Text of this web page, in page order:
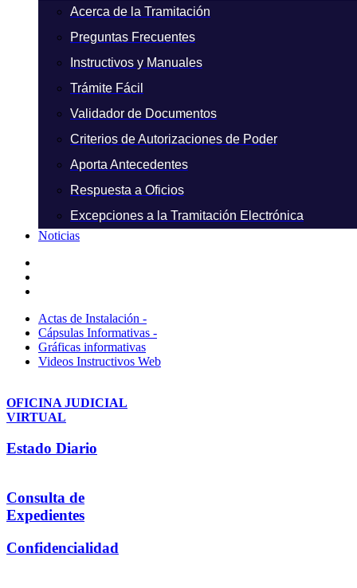
Acerca de la Tramitación
Preguntas Frecuentes
Instructivos y Manuales
Trámite Fácil
Validador de Documentos
Criterios de Autorizaciones de Poder
Aporta Antecedentes
Respuesta a Oficios
Excepciones a la Tramitación Electrónica
Noticias
Actas de Instalación -
Cápsulas Informativas -
Gráficas informativas
Videos Instructivos Web
OFICINA JUDICIAL
VIRTUAL
Estado Diario
Consulta de
Expedientes
Confidencialidad